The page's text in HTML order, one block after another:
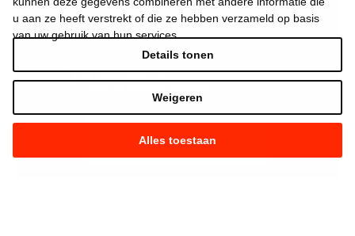
u aan ze heeft verstrekt of die ze hebben verzameld op basis
van uw gebruik van hun services.
Alles toestaan
Weigeren
Details tonen
Ik aanvaard de